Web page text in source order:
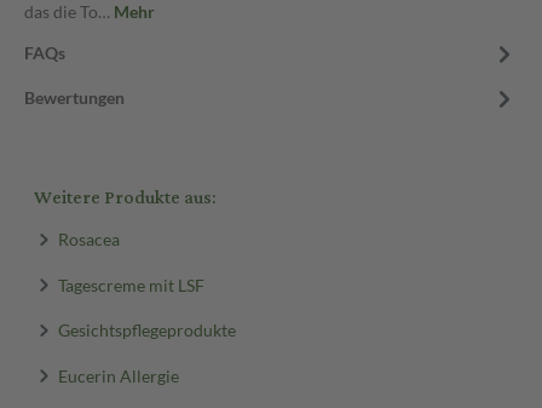
das die To… Mehr
FAQs
Bewertungen
Weitere Produkte aus:
Rosacea
Tagescreme mit LSF
Gesichtspflegeprodukte
Eucerin Allergie